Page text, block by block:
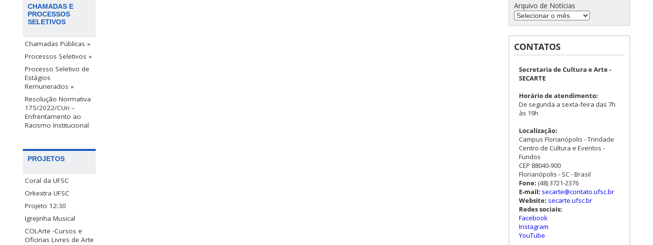
CHAMADAS E
PROCESSOS
SELETIVOS
Chamadas Públicas »
Processos Seletivos »
Processo Seletivo de
Estágios
Remunerados »
Resolução Normativa
175/2022/CUn –
Enfrentamento ao
Racismo Institucional
PROJETOS
Coral da UFSC
Orkextra UFSC
Projeto 12:30
Igrejinha Musical
COLArte -Cursos e
Oficinas Livres de Arte
Arquivo de Notícias
CONTATOS
Secretaria de Cultura e Arte -
SECARTE
Horário de atendimento:
De segunda a sexta-feira das 7h
às 19h
Localização:
Campus Florianópolis - Trindade
Centro de Cultura e Eventos -
Fundos
CEP 88040-900
Florianópolis - SC - Brasil
Fone: (48) 3721-2376
E-mail: secarte@contato.ufsc.br
Website: secarte.ufsc.br
Redes sociais:
Facebook
Instagram
YouTube